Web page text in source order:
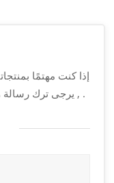
إذا كنت مهتمًا
, يرجى ترك رسالة هنا , وسنرد عليك في أقرب وقت ممكن .